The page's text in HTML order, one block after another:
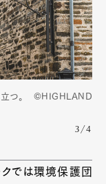
立つ。 ©HIGHLAND
3/4
クでは環境保護団